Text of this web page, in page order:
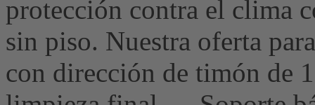
protección contra el clima
sin piso. Nuestra oferta
con dirección de timón de